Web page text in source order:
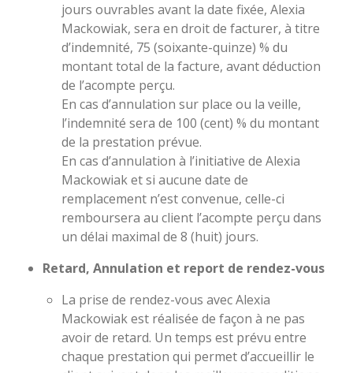
jours ouvrables avant la date fixée, Alexia
Mackowiak, sera en droit de facturer, à titre
d’indemnité, 75 (soixante-quinze) % du
montant total de la facture, avant déduction
de l’acompte perçu.
En cas d’annulation sur place ou la veille,
l’indemnité sera de 100 (cent) % du montant
de la prestation prévue.
En cas d’annulation à l’initiative de Alexia
Mackowiak et si aucune date de
remplacement n’est convenue, celle-ci
remboursera au client l’acompte perçu dans
un délai maximal de 8 (huit) jours.
Retard, Annulation et report de rendez-vous
La prise de rendez-vous avecAlexia
Mackowiakest réalisée de façon à ne pas
avoir de retard. Un temps est prévu entre
chaque prestation qui permet d’accueillir le